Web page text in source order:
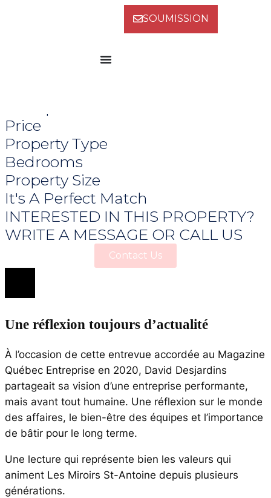
SOUMISSION
Price
Property Type
Bedrooms
Property Size
It's A Perfect Match
INTERESTED IN THIS PROPERTY?
WRITE A MESSAGE OR CALL US
Contact Us
Une réflexion toujours d’actualité
À l’occasion de cette entrevue accordée au Magazine
Québec Entreprise en 2020, David Desjardins
partageait sa vision d’une entreprise performante,
mais avant tout humaine. Une réflexion sur le monde
des affaires, le bien-être des équipes et l’importance
de bâtir pour le long terme.
Une lecture qui représente bien les valeurs qui
animent Les Miroirs St-Antoine depuis plusieurs
générations.